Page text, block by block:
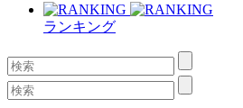
ランキング